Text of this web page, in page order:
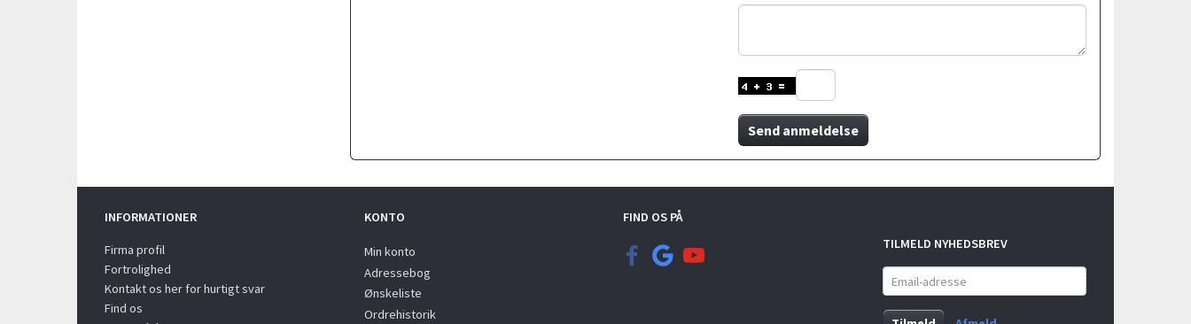
Send anmeldelse
INFORMATIONER
Firma profil
Fortrolighed
Kontakt os her for hurtigt svar
Find os
KONTO
Min konto
Adressebog
Ønskeliste
Ordrehistorik
FIND OS PÅ
TILMELD NYHEDSBREV
Email-
adresse